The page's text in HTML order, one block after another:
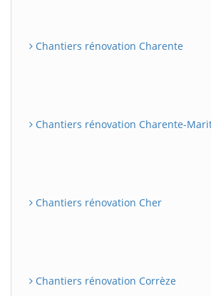
Chantiers rénovation Charente
Chantiers rénovation Charente-
Chantiers rénovation Cher
Chantiers rénovation Corrèze